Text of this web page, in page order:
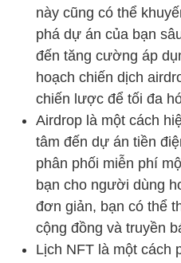
này cũng có thể
phá dự án của bạn
đến tăng cường áp
hoạch chiến dịch
chiến lược để tối đa
Airdrop là một cách
tâm đến dự án tiền
phân phối miễn phí
bạn cho người dùng
đơn giản, bạn có thể
cộng đồng và truyền
Lịch NFT là một cách